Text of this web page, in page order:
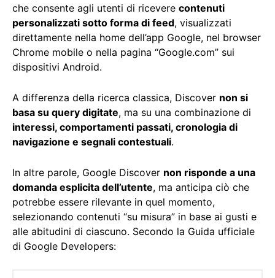
che consente agli utenti di ricevere contenuti
personalizzati sotto forma di feed, visualizzati
direttamente nella home dell’app Google, nel browser
Chrome mobile o nella pagina “Google.com” sui
dispositivi Android.
A differenza della ricerca classica, Discover non si
basa su query digitate, ma su una combinazione di
interessi, comportamenti passati, cronologia di
navigazione e segnali contestuali.
In altre parole, Google Discover non risponde a una
domanda esplicita dell’utente, ma anticipa ciò che
potrebbe essere rilevante in quel momento,
selezionando contenuti “su misura” in base ai gusti e
alle abitudini di ciascuno. Secondo la Guida ufficiale
di Google Developers: